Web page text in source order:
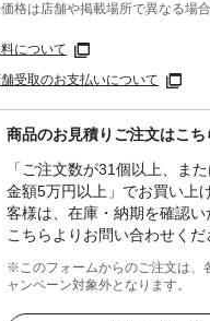
格は​店舗や​掲載場所で​異なる​場合
について
受取のお支払いについて
商品のお見積りご注文はこち
「ご注文数が31個以上、ま
金額5万円以上」でお買い上
客様は、在庫・納期を確認い
こちらよりお問い合わせくだ
※このフォームからのご注文は、
ャンペーン対象外となります。